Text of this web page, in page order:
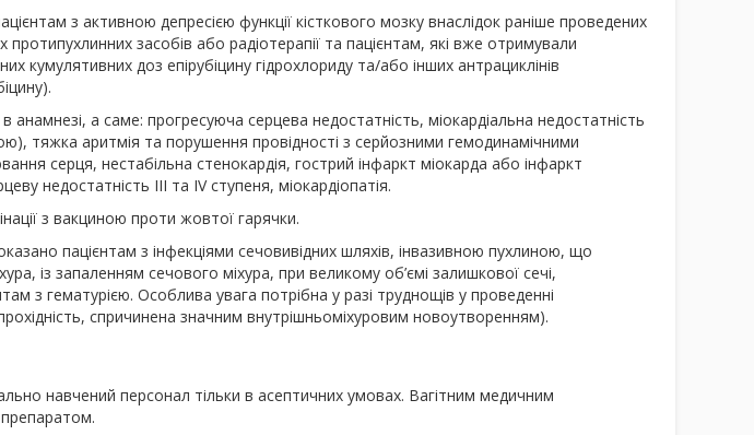
з активною депресією функції кісткового мозку внаслідок раніше проведених
протипухлинних засобів або радіотерапії та пацієнтам, які вже отримували
кумулятивних доз епірубіцину гідрохлориду та/або інших антрациклінів
анамнезі, а саме: прогресуюча серцева недостатність, міокардіальна недостатність
тяжка аритмія та порушення провідності з серйозними гемодинамічними
серця, нестабільна стенокардія, гострий інфаркт міокарда або інфаркт
недостатність III та IV ступеня, міокардіопатія.
з вакциною проти жовтої гарячки.
пацієнтам з інфекціями сечовивідних шляхів, інвазивною пухлиною, що
із запаленням сечового міхура, при великому об’ємі залишкової сечі,
з гематурією. Особлива увага потрібна у разі труднощів у проведенні
спричинена значним внутрішньоміхуровим новоутворенням).
навчений персонал тільки в асептичних умовах. Вагітним медичним